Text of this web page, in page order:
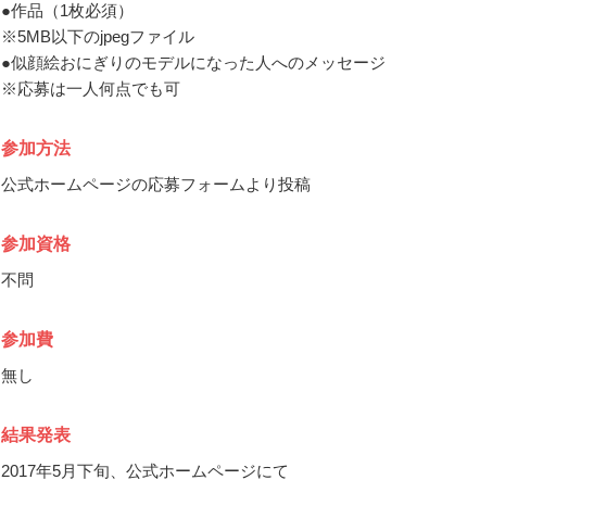
●作品（1枚必須）
※5MB以下のjpegファイル
●似顔絵おにぎりのモデルになった人へのメッセージ
※応募は一人何点でも可
参加方法
公式ホームページの応募フォームより投稿
参加資格
不問
参加費
無し
結果発表
2017年5月下旬、公式ホームページにて